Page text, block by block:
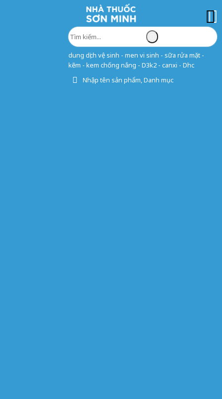
dung dịch vệ sinh - men vi sinh - sữa rửa mặt -
kẽm - kem chống nắng - D3k2 - canxi - Dhc
Nhập tên sản phẩm, Danh mục